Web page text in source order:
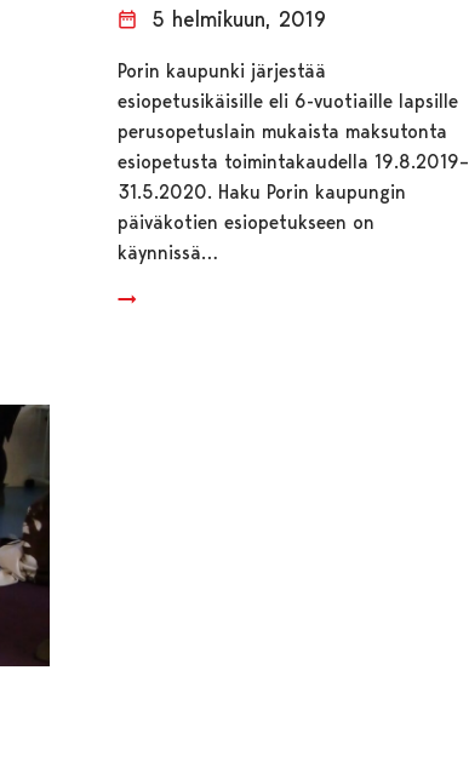
5 helmikuun, 2019
Porin kaupunki järjestää
esiopetusikäisille eli 6-vuotiaille lapsille
perusopetuslain mukaista maksutonta
esiopetusta toimintakaudella 19.8.2019–
31.5.2020. Haku Porin kaupungin
päiväkotien esiopetukseen on
käynnissä…